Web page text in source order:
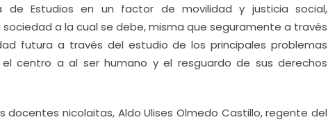
de Estudios en un factor de movilidad y justicia social,
a la cual se debe, misma que seguramente a través
futura a través del estudio de los principales problemas
centro a al ser humano y el resguardo de sus derechos
docentes nicolaitas, Aldo Ulises Olmedo Castillo, regente del